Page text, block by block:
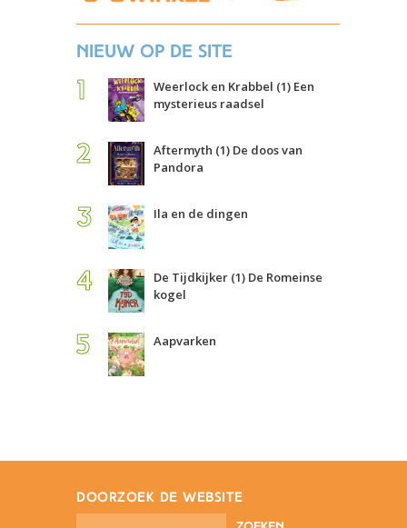
Nieuw op de site
Weerlock en Krabbel (1) Een
mysterieus raadsel
Aftermyth (1) De doos van
Pandora
Ila en de dingen
De Tijdkijker (1) De Romeinse
kogel
Aapvarken
doorzoek de website